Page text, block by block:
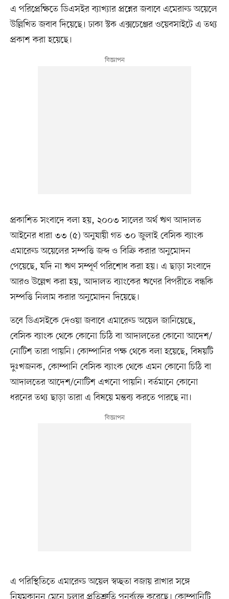
এ পরিপ্রেক্ষিতে ডিএসইর ব্যাখ্যার প্রশ্নের জবাবে এমেরাল্ড অয়েলে
উল্লিখিত জবাব দিয়েছে। ঢাকা স্টক এক্সচেঞ্জের ওয়েবসাইটে এ তথ্য
প্রকাশ করা হয়েছে।
প্রকাশিত সংবাদে বলা হয়, ২০০৩ সালের অর্থ ঋণ আদালত
আইনের ধারা ৩৩ (৫) অনুযায়ী গত ৩০ জুলাই বেসিক ব্যাংক
এমারেল্ড অয়েলের সম্পত্তি জব্দ ও বিক্রি করার অনুমোদন
পেয়েছে, যদি না ঋণ সম্পূর্ণ পরিশোধ করা হয়। এ ছাড়া সংবাদে
আরও উল্লেখ করা হয়, আদালত ব্যাংকের ঋণের বিপরীতে বন্ধকি
সম্পত্তি নিলাম করার অনুমোদন দিয়েছে।
তবে ডিএসইকে দেওয়া জবাবে এমারেল্ড অয়েল জানিয়েছে,
বেসিক ব্যাংক থেকে কোনো চিঠি বা আদালতের কোনো আদেশ/
নোটিশ তারা পায়নি। কোম্পানির পক্ষ থেকে বলা হয়েছে, বিষয়টি
দুঃখজনক, কোম্পানি বেসিক ব্যাংক থেকে এমন কোনো চিঠি বা
আদালতের আদেশ/নোটিশ এখনো পায়নি। বর্তমানে কোনো
ধরনের তথ্য ছাড়া তারা এ বিষয়ে মন্তব্য করতে পারছে না।
এ পরিস্থিতিতে এমারেল্ড অয়েল স্বচ্ছতা বজায় রাখার সঙ্গে